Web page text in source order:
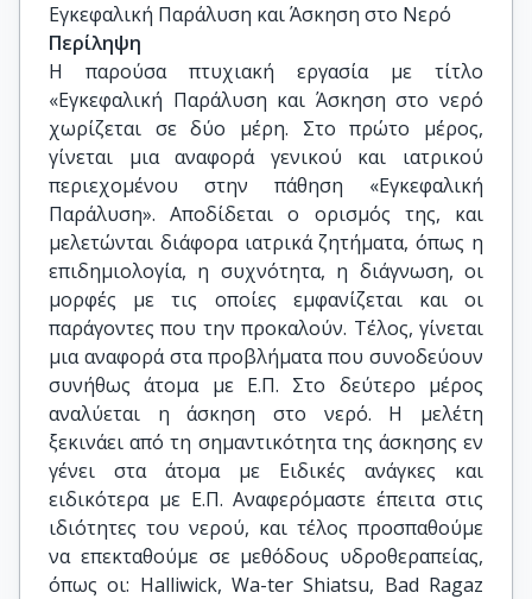
Εγκεφαλική Παράλυση και Άσκηση στο Νερό
Περίληψη
Η παρούσα πτυχιακή εργασία με τίτλο
«Εγκεφαλική Παράλυση και Άσκηση στο νερό
χωρίζεται σε δύο μέρη. Στο πρώτο μέρος,
γίνεται μια αναφορά γενικού και ιατρικού
περιεχομένου στην πάθηση «Εγκεφαλική
Παράλυση». Αποδίδεται ο ορισμός της, και
μελετώνται διάφορα ιατρικά ζητήματα, όπως η
επιδημιολογία, η συχνότητα, η διάγνωση, οι
μορφές με τις οποίες εμφανίζεται και οι
παράγοντες που την προκαλούν. Τέλος, γίνεται
μια αναφορά στα προβλήματα που συνοδεύουν
συνήθως άτομα με Ε.Π. Στο δεύτερο μέρος
αναλύεται η άσκηση στο νερό. Η μελέτη
ξεκινάει από τη σημαντικότητα της άσκησης εν
γένει στα άτομα με Ειδικές ανάγκες και
ειδικότερα με Ε.Π. Αναφερόμαστε έπειτα στις
ιδιότητες του νερού, και τέλος προσπαθούμε
να επεκταθούμε σε μεθόδους υδροθεραπείας,
όπως οι: Halliwick, Wa-ter Shiatsu, Bad Ragaz